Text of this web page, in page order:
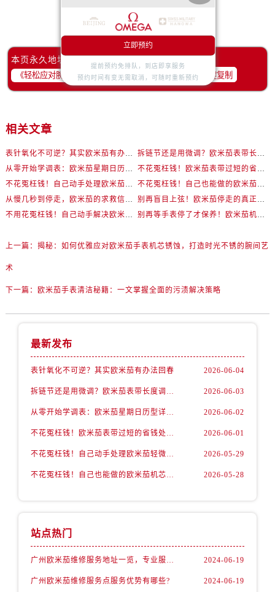
去提问
本页永久地址：
一键复制
相关文章
表针氧化不可逆？其实欧米茄有办法回春
拆链节还是用微调？欧米茄表带长度调整全解析
从零开始学调表：欧米茄星期日历型详细操作演示
不花冤枉钱！欧米茄表带过短的省钱处理方式
不花冤枉钱！自己动手处理欧米茄轻微表壳伤
不花冤枉钱！自己也能做的欧米茄机芯防锈小妙招
从慢几秒到停走，欧米茄的求救信号你读懂了吗？
别再盲目上弦！欧米茄停走的真正原因在这里
不用花冤枉钱！自己动手解决欧米茄走时不准
别再等手表停了才保养！欧米茄机芯的寿命秘密曝光
上一篇： 揭秘：如何优雅应对欧米茄手表机芯锈蚀，打造时光不锈的腕间艺
术
下一篇： 欧米茄手表清洁秘籍：一文掌握全面的污渍解决策略
最新发布
表针氧化不可逆？其实欧米茄有办法回春 2026-06-04
拆链节还是用微调？欧米茄表带长度调整全解析 2026-06-03
从零开始学调表：欧米茄星期日历型详细操作演示 2026-06-02
不花冤枉钱！欧米茄表带过短的省钱处理方式 2026-06-01
不花冤枉钱！自己动手处理欧米茄轻微表壳伤 2026-05-29
不花冤枉钱！自己也能做的欧米茄机芯防锈小妙招 2026-05-28
站点热门
广州欧米茄维修服务地址一览，专业服务任您选 2024-06-19
广州欧米茄维修服务点服务优势有哪些? 2024-06-19
立即预约
提前预约免排队，到店即享服务
预约时间有变无需取消，可随时重新预约